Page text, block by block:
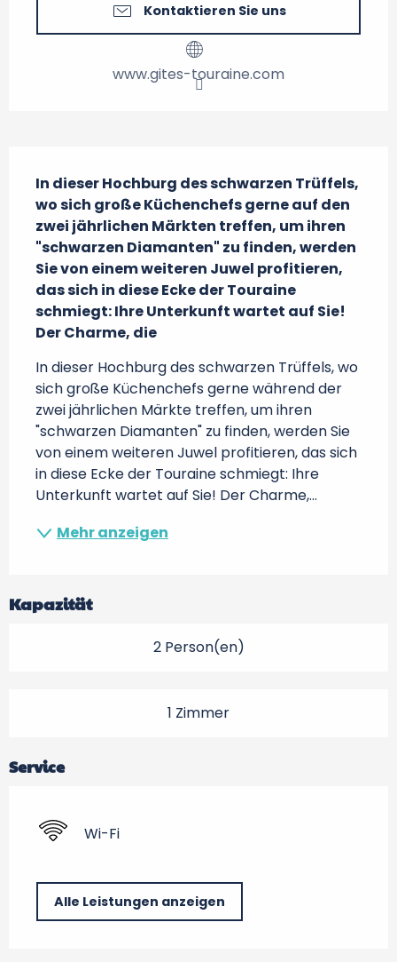
Kontaktieren Sie uns
www.gites-touraine.com
In dieser Hochburg des schwarzen Trüffels,
wo sich große Küchenchefs gerne auf den
zwei jährlichen Märkten treffen, um ihren
"schwarzen Diamanten" zu finden, werden
Sie von einem weiteren Juwel profitieren,
das sich in diese Ecke der Touraine
schmiegt: Ihre Unterkunft wartet auf Sie!
Der Charme, die
In dieser Hochburg des schwarzen Trüffels, wo
sich große Küchenchefs gerne während der
zwei jährlichen Märkte treffen, um ihren
"schwarzen Diamanten" zu finden, werden Sie
von einem weiteren Juwel profitieren, das sich
in diese Ecke der Touraine schmiegt: Ihre
Unterkunft wartet auf Sie! Der Charme,...
Mehr anzeigen
Kapazität
2 Person(en)
1 Zimmer
Service
Wi-Fi
Alle Leistungen anzeigen